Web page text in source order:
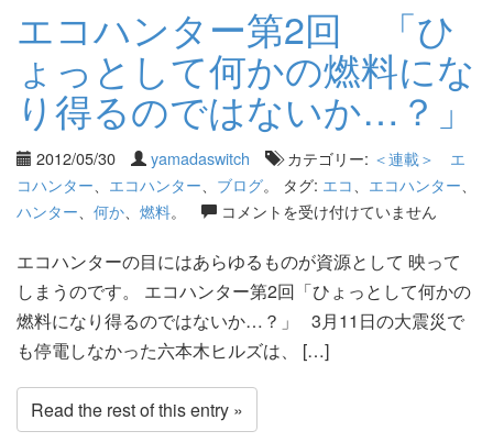
エコハンター第2回 「ひ
ょっとして何かの燃料にな
り得るのではないか…？」
2012/05/30 yamadaswitch カテゴリー: ＜連載＞ エ
コハンター
エコハンター ブログ。 タグ: エコ エコハンター
ハンター
何か 燃料。 コメントを受け付けていません
エコハンターの目にはあらゆるものが資源として 映って
しまうのです。 エコハンター第2回「ひょっとして何かの
燃料になり得るのではないか…？」 3月11日の大震災で
も停電しなかった六本木ヒルズは、 […]
Read the rest of this entry »